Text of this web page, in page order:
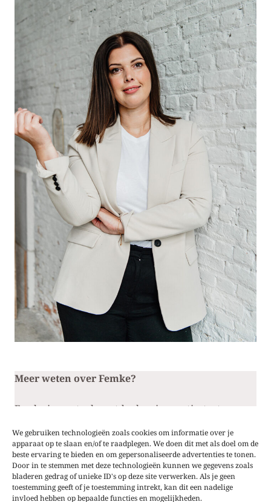
We gebruiken technologieën zoals cookies om informatie over je
apparaat op te slaan en/of te raadplegen. We doen dit met als doel om de
beste ervaring te bieden en om gepersonaliseerde advertenties te tonen.
Door in te stemmen met deze technologieën kunnen we gegevens zoals
bladeren gedrag of unieke ID's op deze site verwerken. Als je geen
toestemming geeft of je toestemming intrekt, kan dit een nadelige
invloed hebben op bepaalde functies en mogelijkheden.
Meer weten over Femke?
Femke is een toekomstdenker, innovatiestrateeg en
juiste stappen naar een sterke positionering van je
merk.
Meer informatie vind je op haar website: